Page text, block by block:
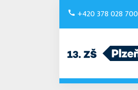
+420 378 028 700